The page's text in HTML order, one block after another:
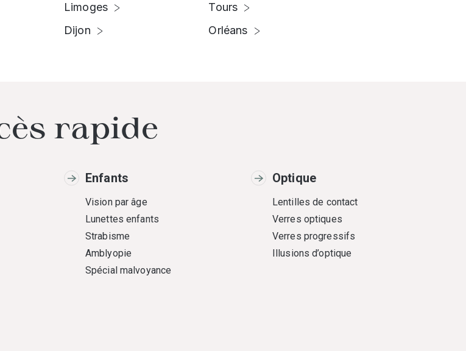
Limoges
Dijon
Tours
Orléans
rapide
Enfants
Vision par âge
Lunettes enfants
Strabisme
Amblyopie
Spécial malvoyance
Optique
Lentilles de contact
Verres optiques
Verres progressifs
Illusions d’optique